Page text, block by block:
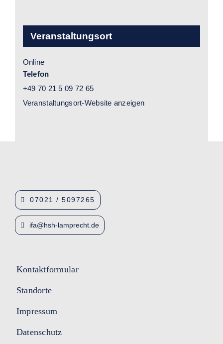
Veranstaltungsort
Online
Telefon
+49 70 21 5 09 72 65
Veranstaltungsort-Website anzeigen
07021 / 5097265
ifa@hsh-lamprecht.de
Kontaktformular
Standorte
Impressum
Datenschutz